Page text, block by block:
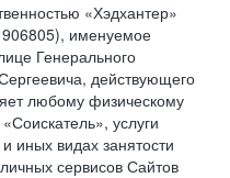
«Хэдхантер»
именуемое
Генерального
действующего
любому физическому
услуги
иных видах занятости
сервисов Сайтов